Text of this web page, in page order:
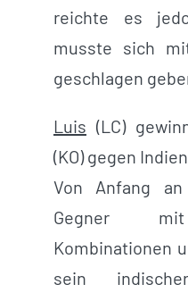
reichte es
musste sich
geschlagen
Luis (LC)
(KO) gegen Indien
Von Anfang
Gegner mit
Kombinationen
sein